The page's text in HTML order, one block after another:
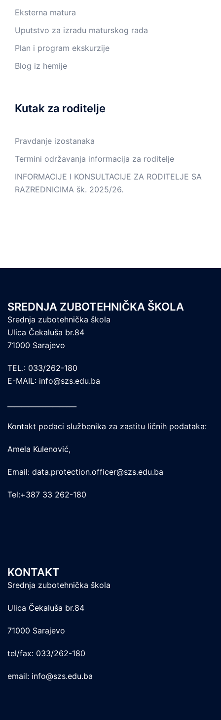
Eksterna matura
Uputstvo za izradu maturskog rada
Plan i program ekskurzije
Blog iz hemije
Kutak za roditelje
Pravdanje izostanaka
Termini održavanja informacija za roditelje
INFORMACIJE I KONSULTACIJE ZA RODITELJE SA
RAZREDNICIMA šk. 2025/26.
SREDNJA ZUBOTEHNIČKA ŠKOLA
Srednja zubotehnička škola
Ulica Čekaluša br.84
71000 Sarajevo
TEL.: 033/262-180
E-MAIL: info@szs.edu.ba
Kontakt podaci službenika za zastitu ličnih podataka:
Amela Kulenović,
Email: data.protection.officer@szs.edu.ba
Tel:+387 33 262-180
KONTAKT
Srednja zubotehnička škola
Ulica Čekaluša br.84
71000 Sarajevo
tel/fax: 033/262-180
email: info@szs.edu.ba